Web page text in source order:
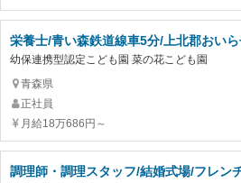
栄養士/青い森鉄道線車5分/上北郡おい
幼保連携型認定こども園 菜の花こども園
青森県
正社員
月給18万686円～
調理師・調理スタッフ/結婚式場/フレン